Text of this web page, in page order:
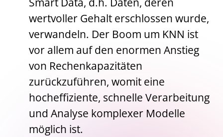
wertvoller Gehalt erschlossen wurde,
verwandeln. Der Boom um KNN ist
vor allem auf den enormen Anstieg
von Rechenkapazitäten
zurückzuführen, womit eine
hocheffiziente, schnelle Verarbeitung
und Analyse komplexer Modelle
möglich ist.